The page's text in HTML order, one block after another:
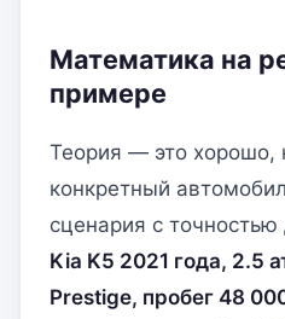
Математика на
примере
Теория — это хорошо,
конкретный
сценария с
Kia K5 2021 года, 2.5
Prestige, пробег 48